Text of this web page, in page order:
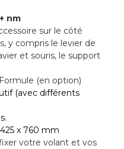
nm
sur le côté
y compris le levier de
et souris, le support
(en option)
(avec différents
x 760 mm
votre volant et vos